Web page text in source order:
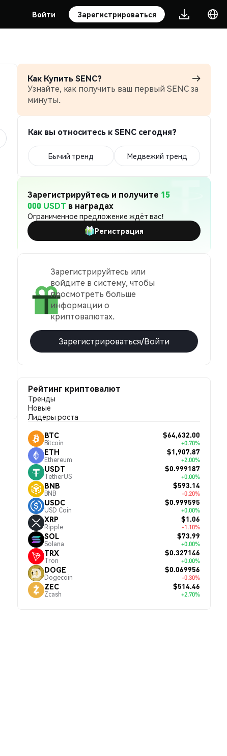
Войти Зарегистрироваться
Как Купить SENC?
Узнайте, как получить ваш первый SENC за
минуты.
Как вы относитесь к SENC сегодня?
Бычий тренд Медвежий тренд
Зарегистрируйтесь и получите 15
000 USDT в наградах
Ограниченное предложение ждёт вас!
Регистрация
Зарегистрируйтесь или
войдите в систему, чтобы
просмотреть больше
информации о
криптовалютах.
Зарегистрироваться/Войти
Рейтинг криптовалют
Тренды
Новые
Лидеры роста
BTC
Bitcoin
$64,632.00
+0.70%
ETH
Ethereum
$1,907.87
+2.00%
USDT
TetherUS
$0.999187
+0.00%
BNB
BNB
$593.14
-0.20%
USDC
USD Coin
$0.999595
+0.00%
XRP
Ripple
$1.06
-1.10%
SOL
Solana
$73.99
+0.00%
TRX
Tron
$0.327146
+0.00%
DOGE
Dogecoin
$0.069956
-0.30%
ZEC
Zcash
$514.46
+2.70%